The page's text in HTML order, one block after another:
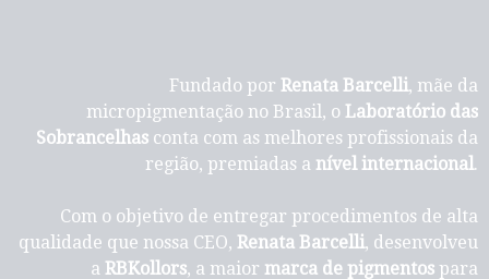
Fundado por Renata Barcelli, mãe da
micropigmentação no Brasil, o Laboratório das
Sobrancelhas conta com as melhores profissionais da
região, premiadas a nível internacional.
Com o objetivo de entregar procedimentos de alta
qualidade que nossa CEO, Renata Barcelli, desenvolveu
a RBKollors, a maior marca de pigmentos para